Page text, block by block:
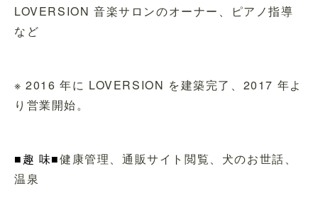
LOVERSION 音楽サロンのオーナー、ピアノ指導
など
※ 2016 年に LOVERSION を建築完了、2017 年よ
り営業開始。
■趣 味■健康管理、通販サイト閲覧、犬のお世話、
温泉